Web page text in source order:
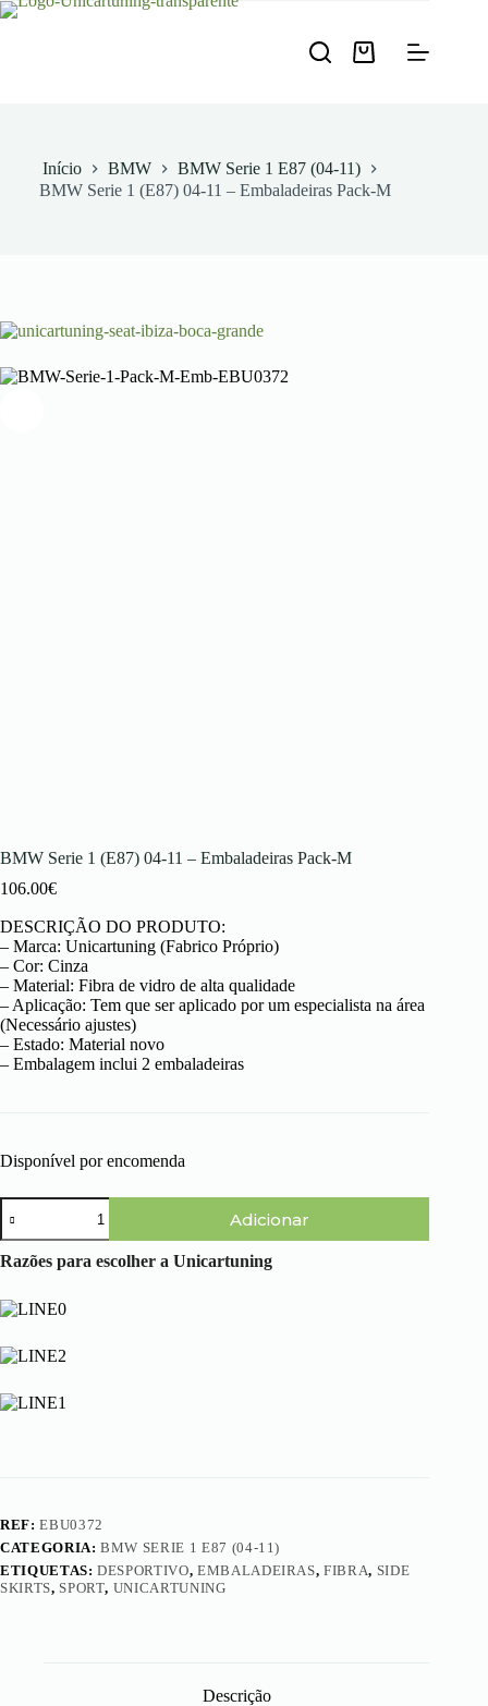
Pular
Carrinho
Início BMW
BMW Serie 1 E87 (04-11)
BMW Serie 1 (E87) 04-11 – Embaladeiras Pack-M
BMW Serie 1 (E87) 04-11 – Embaladeiras Pack-M
106.00€
DESCRIÇÃO DO PRODUTO:
– Marca: Unicartuning (Fabrico Próprio)
– Cor: Cinza
– Material: Fibra de vidro de alta qualidade
– Aplicação: Tem que ser aplicado por um especialista na área
(Necessário ajustes)
– Estado: Material novo
– Embalagem inclui 2 embaladeiras
Disponível por encomenda
Quantidade
de
BMW
Serie
(E87)
04-
-
Pack-
M
Adicionar
Razões para escolher a Unicartuning
REF:EBU0372
CATEGORIA:BMW SERIE 1 E87 (04-11)
ETIQUETAS:DESPORTIVO, EMBALADEIRAS,FIBRA, SIDE
SKIRTS, SPORT, UNICARTUNING
Descrição